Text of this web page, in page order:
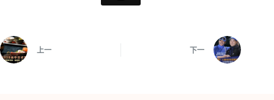
上一 下一